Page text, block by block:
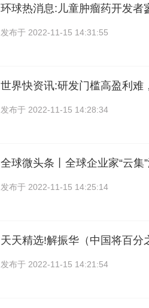
环球热消息:儿童肿瘤药开发者
发布于 2022-11-15 14:31:55
世界快资讯:研发门槛高盈利难
发布于 2022-11-15 14:28:34
全球微头条丨全球企业家“云集
发布于 2022-11-15 14:25:14
天天精选!解振华（中国将百分
发布于 2022-11-15 14:21:54